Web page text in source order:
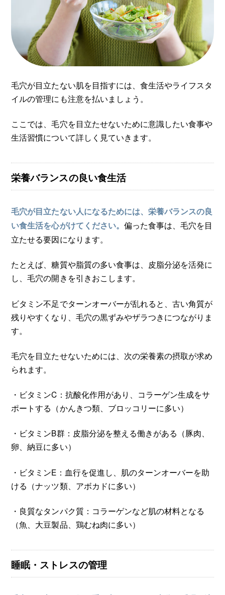
毛穴が目立たない肌を目指すには、食生活やライフスタ
イルの管理にも注意を払いましょう。
ここでは、毛穴を目立たせないために意識したい食事や
生活習慣について詳しく見ていきます。
栄養バランスの良い食生活
毛穴が目立たない人になるためには、栄養バランスの良
い食生活を心がけてください。 偏った食事は、毛穴を目
立たせる要因になります。
たとえば、糖質や脂質の多い食事は、皮脂分泌を活発に
し、毛穴の開きを引きおこします。
ビタミン不足でターンオーバーが乱れると、古い角質が
残りやすくなり、毛穴の黒ずみやザラつきにつながりま
す。
毛穴を目立たせないためには、次の栄養素の摂取が求め
られます。
・ビタミンC：抗酸化作用があり、コラーゲン生成をサ
ポートする（かんきつ類、ブロッコリーに多い）
・ビタミンB群：皮脂分泌を整える働きがある（豚肉、
卵、納豆に多い）
・ビタミンE：血行を促進し、肌のターンオーバーを助
ける（ナッツ類、アボカドに多い）
・良質なタンパク質：コラーゲンなど肌の材料となる
（魚、大豆製品、鶏むね肉に多い）
睡眠・ストレスの管理